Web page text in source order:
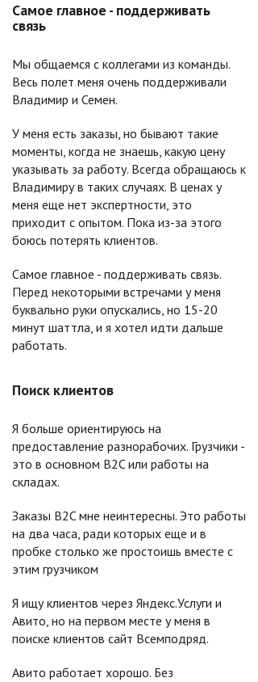
Самое главное - поддерживать
связь
Мы общаемся с коллегами из команды.
Весь полет меня очень поддерживали
Владимир и Семен.
У меня есть заказы, но бывают такие
моменты, когда не знаешь, какую цену
указывать за работу. Всегда обращаюсь к
Владимиру в таких случаях. В ценах у
меня еще нет экспертности, это
приходит с опытом. Пока из-за этого
боюсь потерять клиентов.
Самое главное - поддерживать связь.
Перед некоторыми встречами у меня
буквально руки опускались, но 15-20
минут шаттла, и я хотел идти дальше
работать.
Поиск клиентов
Я больше ориентируюсь на
предоставление разнорабочих. Грузчики -
это в основном B2C или работы на
складах.
Заказы B2C мне неинтересны. Это работы
на два часа, ради которых еще и в
пробке столько же простоишь вместе с
этим грузчиком
Я ищу клиентов через Яндекс.Услуги и
Авито, но на первом месте у меня в
поиске клиентов сайт Всемподряд.
Авито работает хорошо. Без